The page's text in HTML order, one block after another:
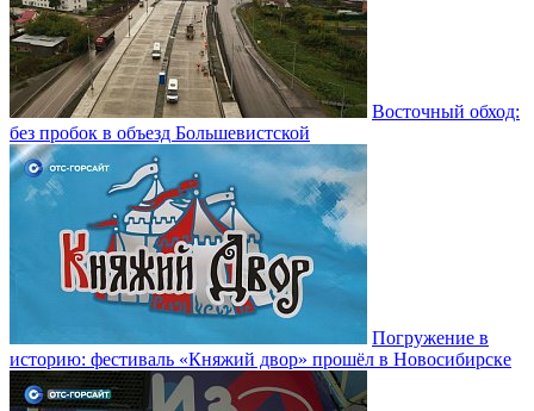
Восточный обход:
без пробок в объезд Большевистской
Погружение в
историю: фестиваль «Княжий двор» прошёл в Новосибирске